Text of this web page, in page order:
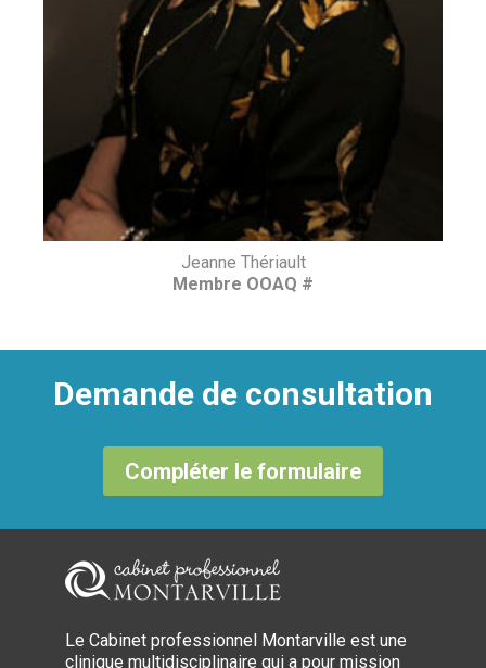
Jeanne Thériault
Membre OOAQ #
Demande de consultation
Compléter le formulaire
Le Cabinet professionnel Montarville est une
clinique multidisciplinaire qui a pour mission